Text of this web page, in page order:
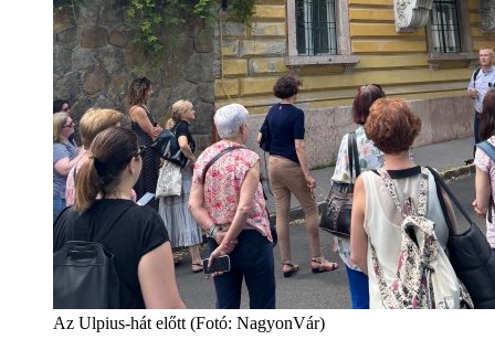
Az Ulpius-hát előtt (Fotó: NagyonVár)